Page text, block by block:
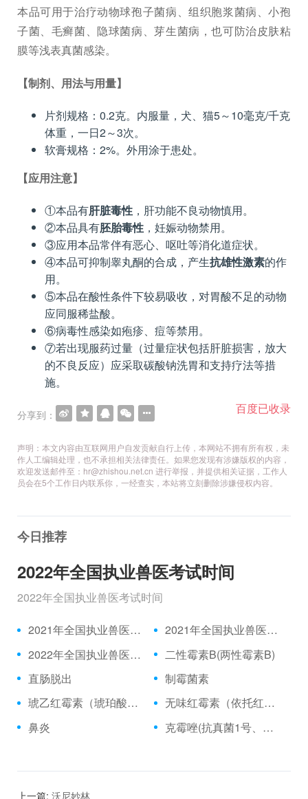
本品可用于治疗动物球孢子菌病、组织胞浆菌病、小孢
子菌、毛癣菌、隐球菌病、芽生菌病，也可防治皮肤粘
膜等浅表真菌感染。
【制剂、用法与用量】
片剂规格：0.2克。内服量，犬、猫5～10毫克/千克
体重，一日2～3次。
软膏规格：2%。外用涂于患处。
【应用注意】
①本品有肝脏毒性 ，肝功能不良动物慎用。
②本品具有胚胎毒性 ，妊娠动物禁用。
③应用本品常伴有恶心、呕吐等消化道症状。
④本品可抑制睾丸酮的合成，产生抗雄性激素的作
用。
⑤本品在酸性条件下较易吸收，对胃酸不足的动物
应同服稀盐酸。
⑥病毒性感染如疱疹、痘等禁用。
⑦若出现服药过量（过量症状包括肝脏损害，放大
的不良反应）应采取碳酸钠洗胃和支持疗法等措
施。
百度已收录
分享到：
声明：本文内容由互联网用户自发贡献自行上传，本网站不拥有所有权，未
作人工编辑处理，也不承担相关法律责任。如果您发现有涉嫌版权的内容，
欢迎发送邮件至：hr@zhishou.net.cn 进行举报，并提供相关证据，工作人
员会在5个工作日内联系你，一经查实，本站将立刻删除涉嫌侵权内容。
今日推荐
2022年全国执业兽医考试时间
2022年全国执业兽医考试时间
2021年全国执业兽医资格考试成绩公布时间、合格分数线
2021年全国执业兽医资格考试真题
2022年全国执业兽医考试时间
二性霉素B(两性霉素B)
直肠脱出
制霉菌素
琥乙红霉素（琥珀酸红霉素、乙琥红霉素）
无味红霉素（依托红霉素）
鼻炎
克霉唑(抗真菌1号、三苯甲咪唑)
上一篇: 沃尼妙林